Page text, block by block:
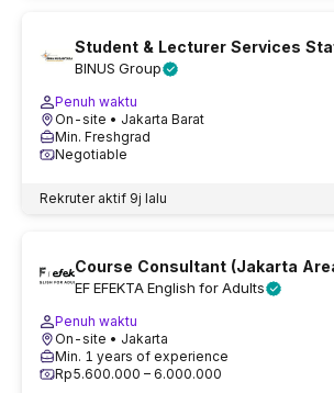
Student & Lecturer Services
BINUS Group
Penuh waktu
On-site • Jakarta Barat
Min. Freshgrad
Negotiable
Rekruter aktif 9j lalu
Course Consultant (Jakarta
EF EFEKTA English for Adults
Penuh waktu
On-site • Jakarta
Min. 1 years of experience
Rp5.600.000 – 6.000.000